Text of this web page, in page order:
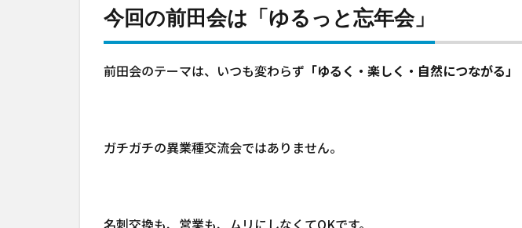
今回の前田会は「ゆるっと忘年会」
前田会のテーマは、いつも変わらず 「ゆるく・楽しく・自然につながる」
ガチガチの異業種交流会ではありません。
名刺交換も、営業も、ムリにしなくてOKです。